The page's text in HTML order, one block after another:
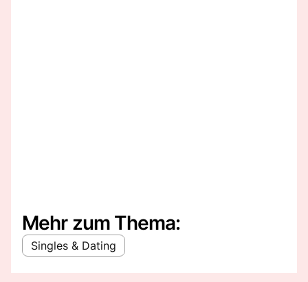
Mehr zum Thema:
Singles & Dating